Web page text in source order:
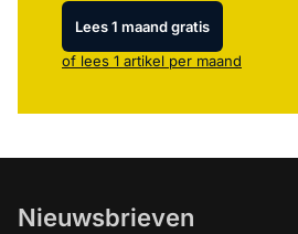
Lees 1 maand gratis
of lees 1 artikel per maand
Nieuwsbrieven